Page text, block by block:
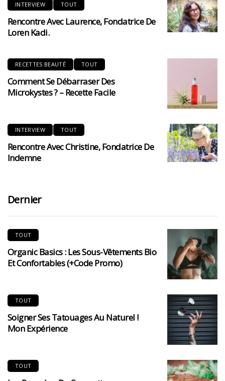
INTERVIEW TOUT
Rencontre Avec Laurence, Fondatrice De
Loren Kadi.
RECETTES BEAUTÉ TOUT
Comment Se Débarraser Des
Microkystes ? – Recette Facile
INTERVIEW TOUT
Rencontre Avec Christine, Fondatrice De
Indemne
Dernier
TOUT
Organic Basics : Les Sous-Vêtements Bio
Et Confortables (+code Promo)
TOUT
Soigner Ses Tatouages Au Naturel !
Mon Expérience
TOUT